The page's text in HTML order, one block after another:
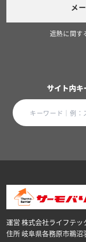
メ
遮熱に関す
サイト内
運営 株式会社ライフテッ
住所 岐阜県各務原市鵜沼